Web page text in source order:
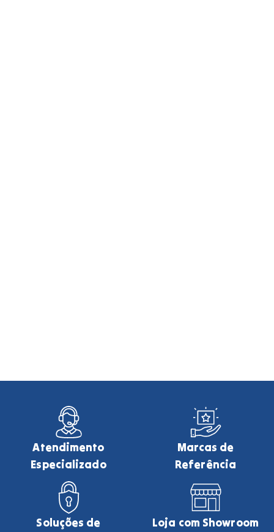
Atendimento
Especializado
Marcas de
Referência
Soluções de
Loja com Showroom